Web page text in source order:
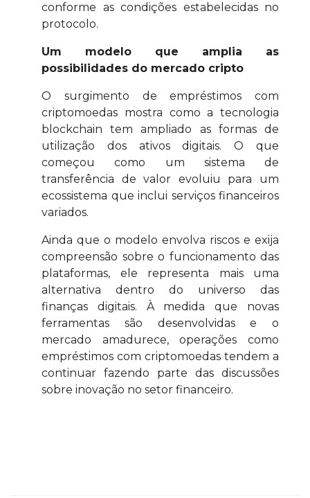
conforme as condições estabelecidas no
protocolo.
Um modelo que amplia as
possibilidades do mercado cripto
O surgimento de empréstimos com
criptomoedas mostra como a tecnologia
blockchain tem ampliado as formas de
utilização dos ativos digitais. O que
começou como um sistema de
transferência de valor evoluiu para um
ecossistema que inclui serviços financeiros
variados.
Ainda que o modelo envolva riscos e exija
compreensão sobre o funcionamento das
plataformas, ele representa mais uma
alternativa dentro do universo das
finanças digitais. À medida que novas
ferramentas são desenvolvidas e o
mercado amadurece, operações como
empréstimos com criptomoedas tendem a
continuar fazendo parte das discussões
sobre inovação no setor financeiro.